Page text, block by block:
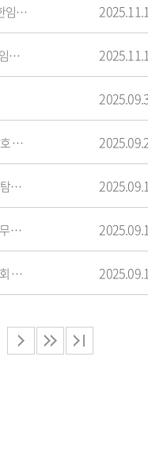
가톨릭관동대 임상병리학과, 제2회 대한임상혈액검사학회 학생포럼에서 전원 수상 쾌거
가톨릭관동대학교 임상병리학과, 대한임상유전검사학회 학생포럼 포스터 학술상 4편 수상 쾌거
“가톨릭관동대학교 임상병리학과 김상호 교수님의 메세지, 임상병리사의 가치를 전하다”
“가톨릭관동대학교 임상병리학과 병리탐정단, 비교과 활동으로 실무 역량을 키우다”
2025 大Full 페스티벌 with 생생멘토 직무박람회 안내
가톨릭관동대학교 임상병리학과, 제63회 대한임상병리사 종합학술대회 응원합니다!!